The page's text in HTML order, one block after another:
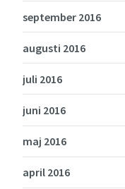
september 2016
augusti 2016
juli 2016
juni 2016
maj 2016
april 2016